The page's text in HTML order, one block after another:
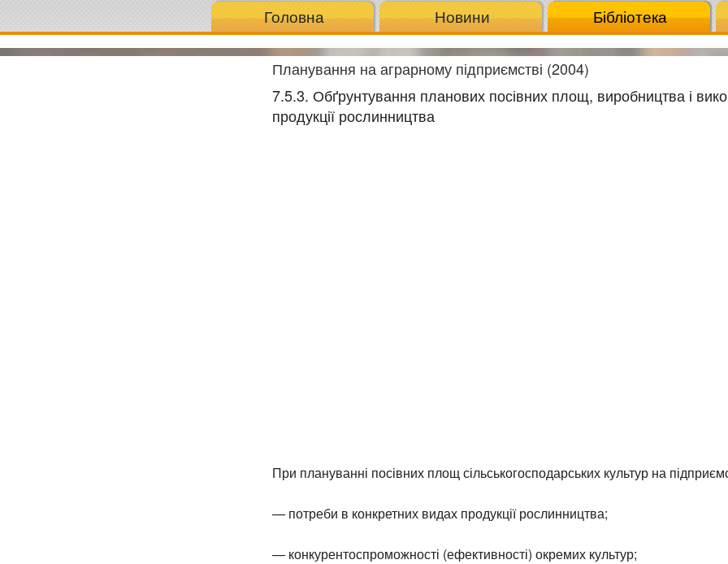
Головна Новини Бібліотека
Планування на аграрному підприємстві (2004)
7.5.3. Обґрунтування планових посівних площ, виробництва і
продукції рослинництва
При плануванні посівних площ сільськогосподарських культур на
— потреби в конкретних видах продукції рослинництва;
— конкурентоспроможності (ефективності) окремих культур;